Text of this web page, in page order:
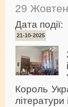
29
Дата події:
21-10-2025
Король
літератури